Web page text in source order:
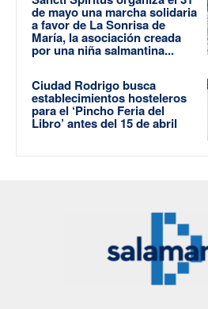
de mayo una marcha solidaria
a favor de La Sonrisa de
María, la asociación creada
por una niña salmantina...
Ciudad Rodrigo busca
establecimientos hosteleros
para el ‘Pincho Feria del
Libro’ antes del 15 de abril